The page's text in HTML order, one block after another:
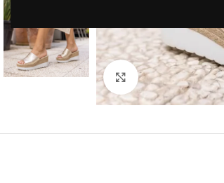
Click to enlarge